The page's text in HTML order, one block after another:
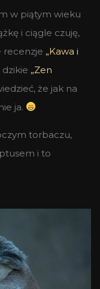
w piątym wieku
i ciągle czuję,
recenzje „Kawa i
„Zen
że jak na
ja.
torbaczu,
i to